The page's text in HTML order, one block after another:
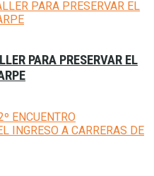
PARA PRESERVAR EL